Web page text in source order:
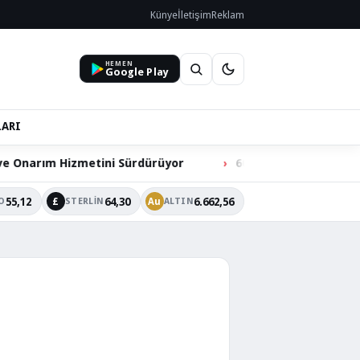
KünyeİletişimReklam
HEMEN
Google Play
Hizmetini Sürdürüyor 60 Bin Hacılarlının
55,12 £ STERLIN 64,30 Au ALTIN 6.662,56